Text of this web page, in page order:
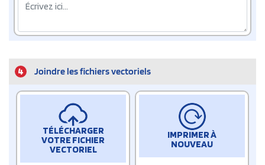
4 Joindre les fichiers vectoriels
TÉLÉCHARGER
VOTRE FICHIER
VECTORIEL
IMPRIMER À
NOUVEAU